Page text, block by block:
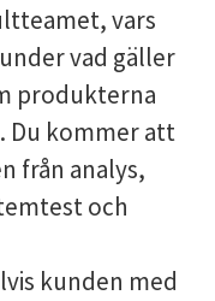
vars
vad gäller
produkterna
Du kommer att
från analys,
och
kunden med